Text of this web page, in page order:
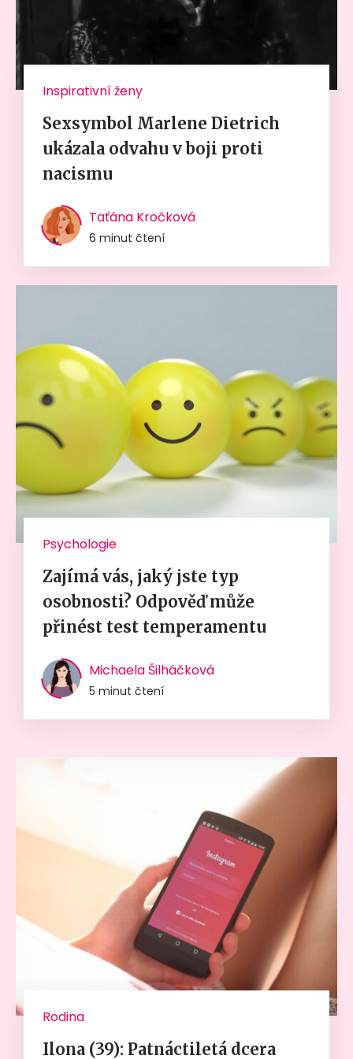
Inspirativní ženy
Sexsymbol Marlene Dietrich
ukázala odvahu v boji proti
nacismu
Taťána Kročková
6 minut čtení
Psychologie
Zajímá vás, jaký jste typ
osobnosti? Odpověď může
přinést test temperamentu
Michaela Šilháčková
5 minut čtení
Rodina
Ilona (39): Patnáctiletá dcera